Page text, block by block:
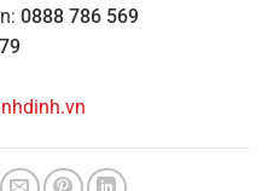
0888 786 569